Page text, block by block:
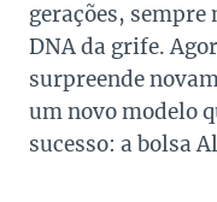
gerações, sempre
DNA da grife.
surpreende
um novo modelo
sucesso: a bolsa